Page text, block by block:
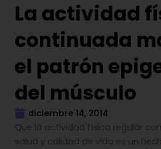
La actividad
continuada
el patrón
del músculo
diciembre 14, 2014
Que la actividad física regular
salud y calidad de vida es un